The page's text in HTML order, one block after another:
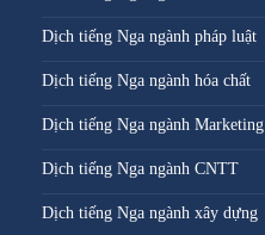
Dịch tiếng Nga ngành pháp luật
Dịch tiếng Nga ngành hóa chất
Dịch tiếng Nga ngành Marketing
Dịch tiếng Nga ngành CNTT
Dịch tiếng Nga ngành xây dựng